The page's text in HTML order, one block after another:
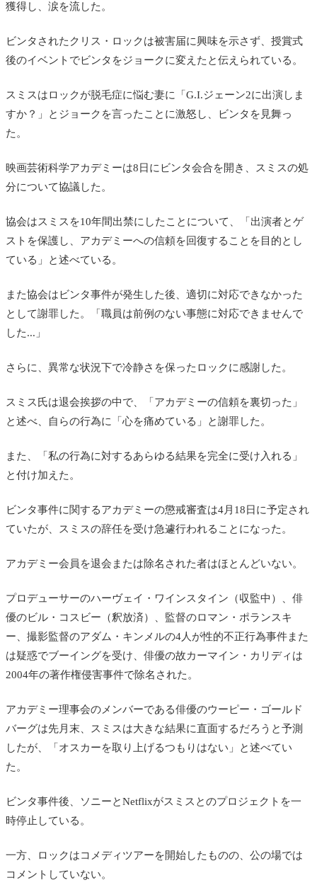
獲得し、涙を流した。
ビンタされたクリス・ロックは被害届に興味を示さず、授賞式
後のイベントでビンタをジョークに変えたと伝えられている。
スミスはロックが脱毛症に悩む妻に 「 G.I.ジェーン2に出演しま
すか？」とジョークを言ったことに激怒し、ビンタを見舞っ
た。
映画芸術科学アカデミーは8日にビンタ会合を開き、スミスの処
分について協議した。
協会はスミスを10年間出禁にしたことについて、「出演者とゲ
ストを保護し、アカデミーへの信頼を回復することを目的とし
ている」と述べている。
また協会はビンタ事件が発生した後、適切に対応できなかった
として謝罪した。「職員は前例のない事態に対応できませんで
した...」
さらに、異常な状況下で冷静さを保ったロックに感謝した。
スミス氏は退会挨拶の中で、「アカデミーの信頼を裏切った」
と述べ、自らの行為に「心を痛めている」と謝罪した。
また、「私の行為に対するあらゆる結果を完全に受け入れる」
と付け加えた。
ビンタ事件に関するアカデミーの懲戒審査は4月18日に予定され
ていたが、スミスの辞任を受け急遽行われることになった。
アカデミー会員を退会または除名された者はほとんどいない。
プロデューサーのハーヴェイ・ワインスタイン（収監中）、俳
優のビル・コスビー（釈放済）、監督のロマン・ポランスキ
ー、撮影監督のアダム・キンメルの4人が性的不正行為事件また
は疑惑でブーイングを受け、俳優の故カーマイン・カリディは
2004年の著作権侵害事件で除名された。
アカデミー理事会のメンバーである俳優のウーピー・ゴールド
バーグは先月末、スミスは大きな結果に直面するだろうと予測
したが、「オスカーを取り上げるつもりはない」と述べてい
た。
ビンタ事件後、ソニーとNetflixがスミスとのプロジェクトを一
時停止している。
一方、ロックはコメディツアーを開始したものの、公の場では
コメントしていない。